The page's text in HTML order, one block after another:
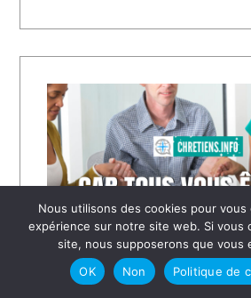
31 JUILLET 2023 ALOYS EVINA
Nous utilisons des cookies pour vous
expérience sur notre site web. Si vous
site, nous supposerons que vous
OK
Non Politique de